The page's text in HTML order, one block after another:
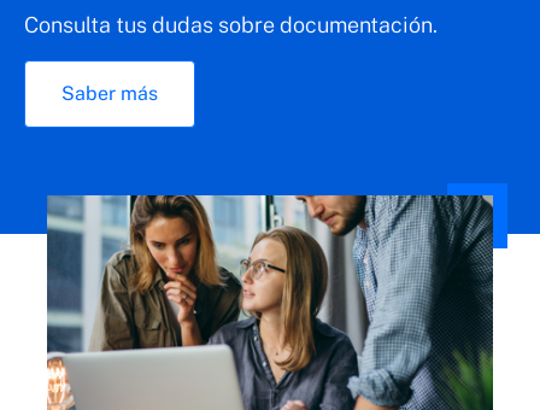
Consulta tus dudas sobre documentación.
Saber más